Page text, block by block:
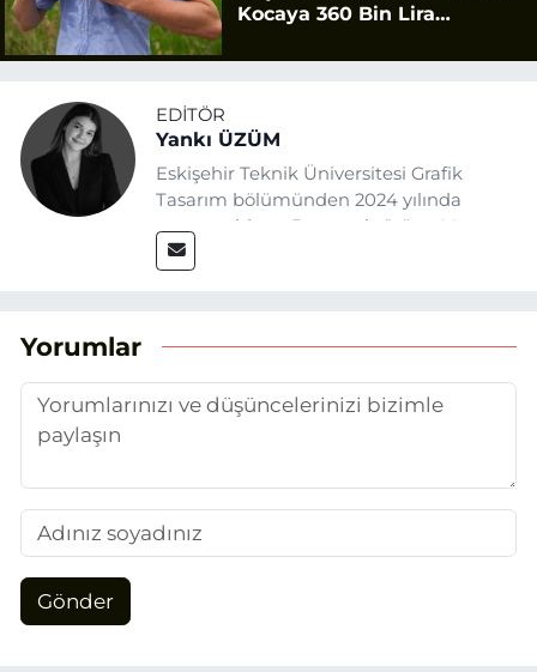
Kocaya 360 Bin Lira
EDITÖR
Yankı ÜZÜM
Eskişehir Teknik Üniversitesi Grafik
Tasarım bölümünden 2024 yılında
mezun oldum. Basın sektörüne Mayıs
2025’te Eskişehir Haber Ajansı ile adım
aktarmayı hedefliyorum.
Yorumlar
Gönder